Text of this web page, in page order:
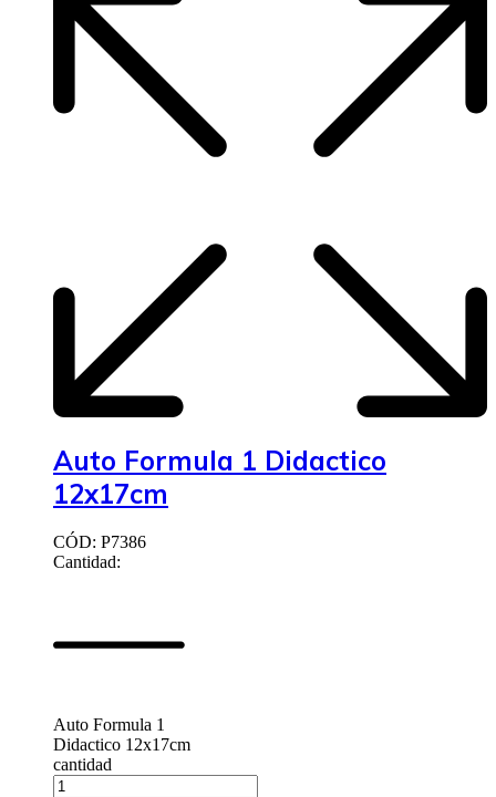
Auto Formula 1 Didactico
12x17cm
CÓD: P7386
Cantidad:
Auto Formula 1
Didactico 12x17cm
cantidad